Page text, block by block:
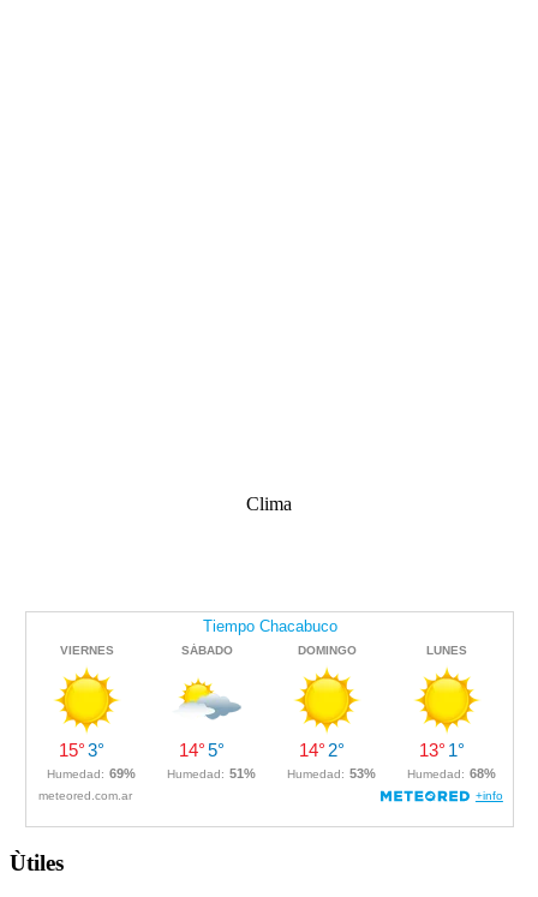
Clima
Ùtiles